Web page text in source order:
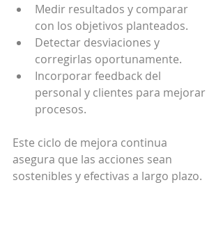
Medir resultados y comparar
con los objetivos planteados.
Detectar desviaciones y
corregirlas oportunamente.
Incorporar feedback del
personal y clientes para mejorar
procesos.
Este ciclo de mejora continua
asegura que las acciones sean
sostenibles y efectivas a largo plazo.